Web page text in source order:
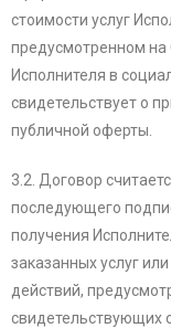
стоимости услуг
предусмотренном на
Исполнителя в
свидетельствует о
публичной оферты.
3.2. Договор
последующего
получения
заказанных услуг
действий,
свидетельствующих